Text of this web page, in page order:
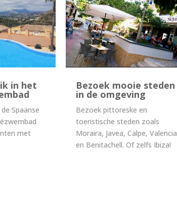
in het
Spaanse
met
Bezoek mooie steden
in de omgeving
Bezoek pittoreske en
toeristische steden zoals
Moraira, Javea, Calpe, Valencia
en Benitachell. Of zelfs Ibiza!